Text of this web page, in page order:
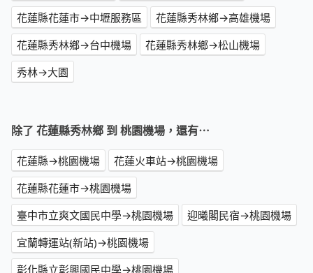
花蓮縣花蓮市→中壢服務區
花蓮縣秀林鄉→高雄機場
花蓮縣秀林鄉→台中機場
花蓮縣秀林鄉→松山機場
秀林→大園
除了 花蓮縣秀林鄉 到 桃園機場，還有⋯
花蓮縣→桃園機場
花蓮火車站→桃園機場
花蓮縣花蓮市→桃園機場
臺中市立爽文國民中學→桃園機場
迎曦閣民宿→桃園機場
宜蘭轉運站(新站)→桃園機場
彰化縣立彰興國民中學→桃園機場